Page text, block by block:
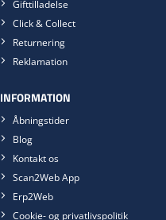
Gifttilladelse
Click & Collect
Returnering
Reklamation
INFORMATION
Åbningstider
Blog
Kontakt os
Scan2Web App
Erp2Web
Cookie- og privatlivspolitik